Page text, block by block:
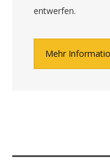
entwerfen.
Mehr